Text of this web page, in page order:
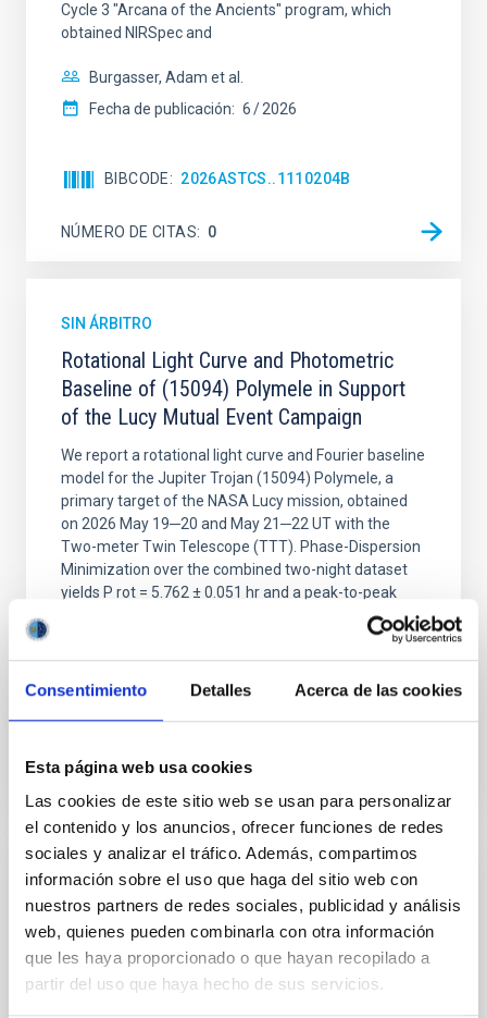
Consentimiento Detalles Acerca de las cookies
Esta página web usa cookies
Las cookies de este sitio web se usan para personalizar
el contenido y los anuncios, ofrecer funciones de redes
sociales y analizar el tráfico. Además, compartimos
información sobre el uso que haga del sitio web con
nuestros partners de redes sociales, publicidad y análisis
web, quienes pueden combinarla con otra información
que les haya proporcionado o que hayan recopilado a
partir del uso que haya hecho de sus servicios.
Cycle 3 "Arcana of the Ancients" program, which
obtained NIRSpec and
Burgasser, Adam et al.
Fecha de publicación: 6 2026
BIBCODE 2026ASTCS..1110204B
NÚMERO DE CITAS 0
SIN ÁRBITRO
Rotational Light Curve and Photometric
Baseline of (15094) Polymele in Support
of the Lucy Mutual Event Campaign
We report a rotational light curve and Fourier baseline
model for the Jupiter Trojan (15094) Polymele, a
primary target of the NASA Lucy mission, obtained
on 2026 May 19─20 and May 21─22 UT with the
Two-meter Twin Telescope (TTT). Phase-Dispersion
Minimization over the combined two-night dataset
yields P rot = 5.762 ± 0.051 hr and a peak-to-peak
NÚMERO DE CITAS
SIN ÁRBITRO
The impact of Active Galactic Nuclei on
Habitable Worlds
While the influence of supermassive black hole